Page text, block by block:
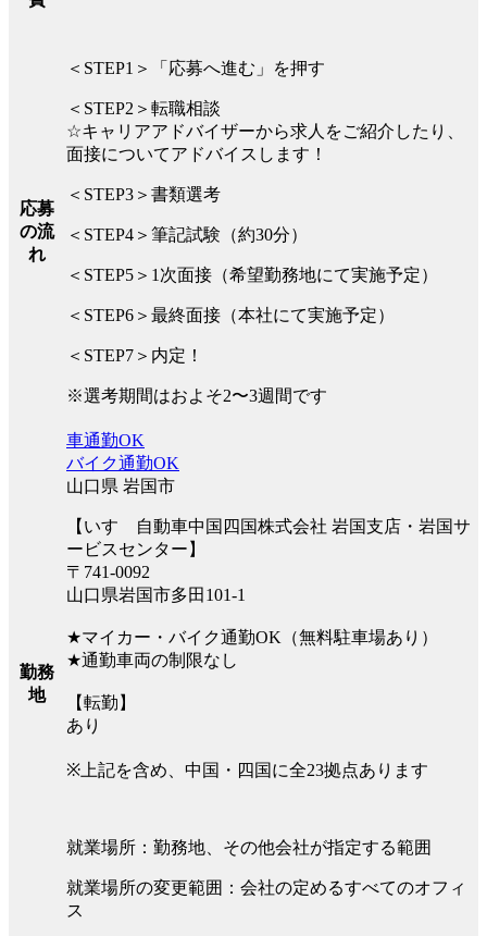
応募
の流
れ
＜STEP1＞「応募へ進む」を押す
＜STEP2＞転職相談
☆キャリアアドバイザーから求人をご紹介したり、
面接についてアドバイスします！
＜STEP3＞書類選考
＜STEP4＞筆記試験（約30分）
＜STEP5＞1次面接（希望勤務地にて実施予定）
＜STEP6＞最終面接（本社にて実施予定）
＜STEP7＞内定！
※選考期間はおよそ2〜3週間です
勤務
地
車通勤OK
バイク通勤OK
山口県 岩国市
【いすゞ自動車中国四国株式会社 岩国支店・岩国サ
ービスセンター】
〒741-0092
山口県岩国市多田101-1
★マイカー・バイク通勤OK（無料駐車場あり）
★通勤車両の制限なし
【転勤】
あり
※上記を含め、中国・四国に全23拠点あります
就業場所：勤務地、その他会社が指定する範囲
就業場所の変更範囲：会社の定めるすべてのオフィ
ス